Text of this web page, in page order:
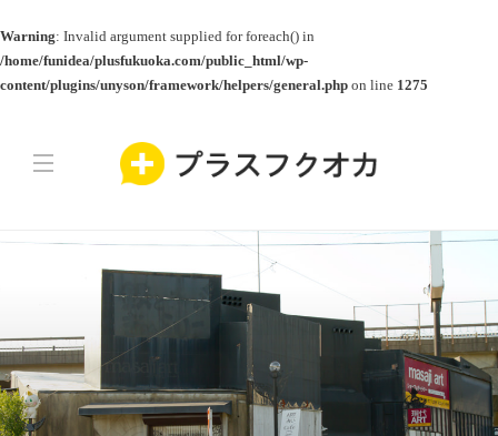
Warning: Invalid argument supplied for foreach() in
/home/funidea/plusfukuoka.com/public_html/wp-
content/plugins/unyson/framework/helpers/general.php on line 1275